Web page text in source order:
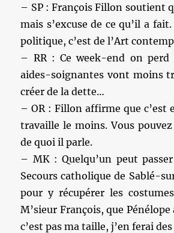
– SP : François Fillon soutient
mais s’excuse de ce qu’il a
politique, c’est de l’Art
– RR : Ce week-end on perd
aides-soignantes vont moins
créer de la dette…
– OR : Fillon affirme que c’est
travaille le moins. Vous
de quoi il parle.
– MK : Quelqu’un peut
Secours catholique de Sablé-
pour y récupérer les
M’sieur François, que Pénélope
c’est pas ma taille, j’en ferai